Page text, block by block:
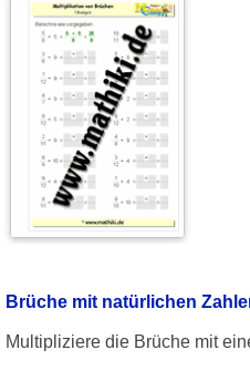
Brüche mit natürlichen
Multipliziere die Brüche mit